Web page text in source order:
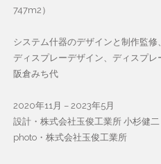
747m2）
システム什器のデザインと制作監修
ディスプレーデザイン、ディスプレ
阪倉みち代
2020年11月 – 2023年5月
設計・株式会社玉俊工業所 小杉健二
photo・株式会社玉俊工業所